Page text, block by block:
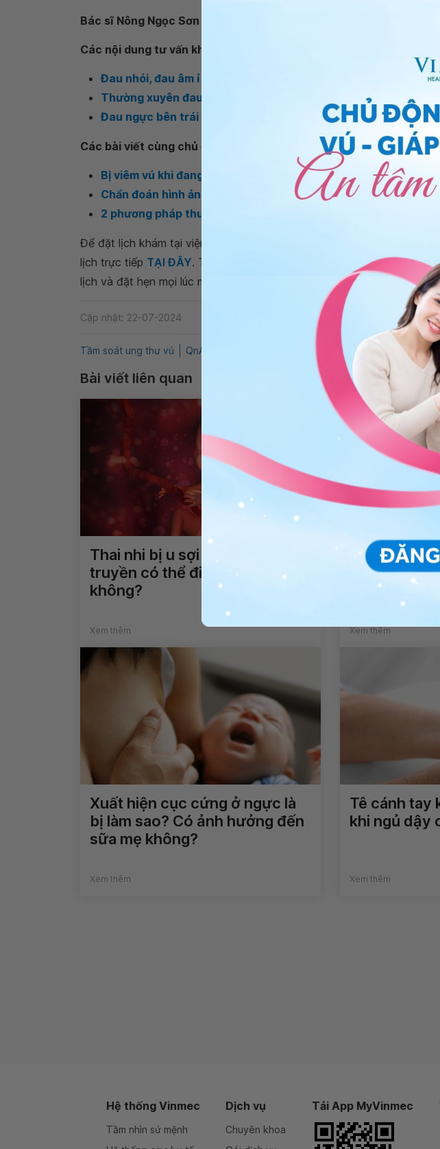
Bác sĩ Nông Ngọc Sơn
Các nội dung tư vấn khác
Đau nhói, đau âm ỉ dưới hai bên vú là bệnh gì?
Thường xuyên đau nhói dưới vùng ngực có sao không?
Đau ngực bên trái là dấu hiệu bệnh gì? Có nguy hiểm không?
Các bài viết cùng chủ đề
Bị viêm vú khi đang cho con bú: Những điều cần biết
Chẩn đoán hình ảnh trong tầm soát ung thư vú
2 phương pháp thường dùng trong phẫu thuật điều trị ung thư
Để đặt lịch khám tại viện, Quý khách vui lòng bấm số
lịch trực tiếp TẠI ĐÂY. Tải và đặt lịch khám tự động trên ứng dụng
lịch và đặt hẹn mọi lúc mọi nơi ngay trên ứng dụng.
Cập nhật: 22-07-2024
Tầm soát ung thư vú QnA U lành tính Ung bướu-Xạ trị
Bài viết liên quan
Thai nhi bị u sợi thần kinh di
truyền có thể điều trị được
không?
Xem thêm
Biện pháp
vú?
Xem thêm
Xuất hiện cục cứng ở ngực là
bị làm sao? Có ảnh hưởng đến
sữa mẹ không?
Xem thêm
Tê cánh tay
khi ngủ dậy
Xem thêm
Hệ thống Vinmec
Tầm nhìn sứ mệnh
Dịch vụ
Chuyên khoa
Tải App MyVinmec